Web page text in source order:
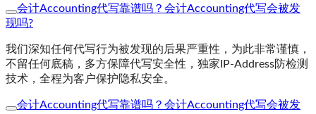
会计Accounting代写靠谱吗？会计Accounting代写会被发
现吗?
我们深知任何代写行为被发现的后果严重性，为此非常谨慎，
不留任何底稿，多方保障代写安全性，独家IP-Address防检测
技术，全程为客户保护隐私安全。
会计Accounting代写靠谱吗？会计Accounting代写会被发